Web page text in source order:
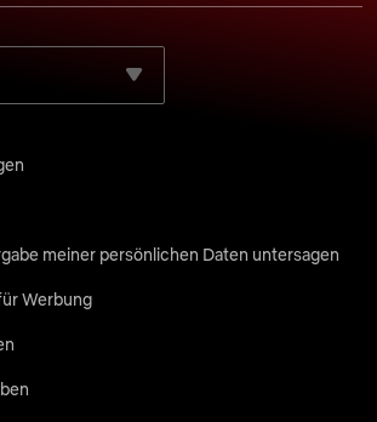
BEVORZUGTE SPRACHE AUS:
meiner persönlichen Daten untersagen
Werbung